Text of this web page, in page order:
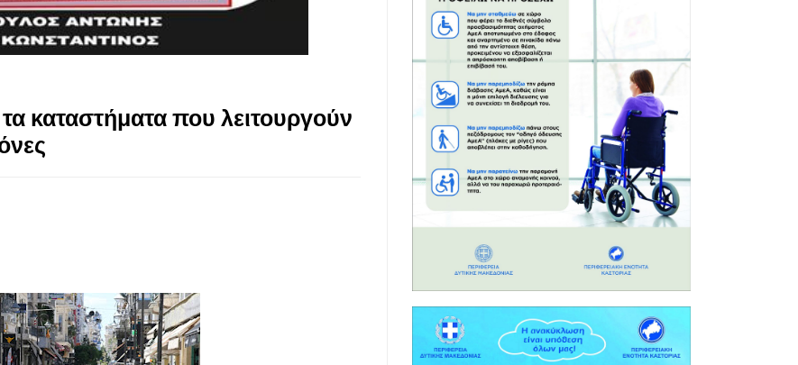
τα καταστήματα που λειτουργούν